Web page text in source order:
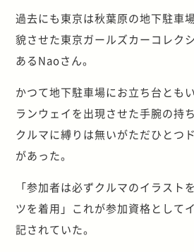
過去にも東京は秋葉原の地下駐車
貌させた東京ガールズカーコレク
あるNaoさん。
かつて地下駐車場にお立ち台とも
ランウェイを出現させた手腕の持
クルマに縛りは無いがただひとつ
があった。
「参加者は必ずクルマのイラスト
ツを着用」これが参加資格として
記されていた。